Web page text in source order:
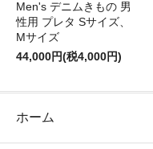
Men's デニムきもの 男
性用 プレタ Sサイズ、
Mサイズ
44,000円(税4,000円)
ホーム